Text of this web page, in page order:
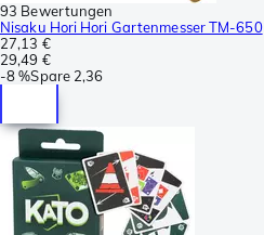
93 Bewertungen
Nisaku Hori Hori Gartenmesser TM-650
27,13 €
29,49 €
-8 %Spare 2,36